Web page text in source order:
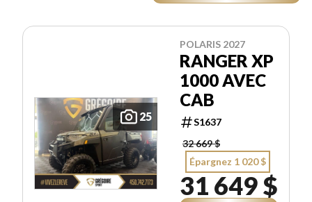
25
POLARIS 2027
RANGER XP
1000 AVEC
CAB
S1637
32 669 $
Épargnez 1 020 $
31 649 $